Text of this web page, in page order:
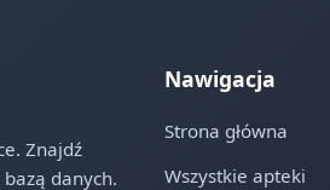
Znajdź
danych.
Nawigacja
Strona główna
Wszystkie apteki